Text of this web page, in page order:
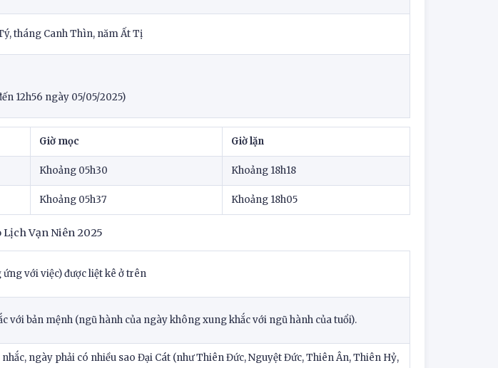
tháng Canh Thìn, năm Ất Tị
12h56 ngày 05/05/2025)
Giờ mọc Giờ lặn
Khoảng 05h30 Khoảng 18h18
Khoảng 05h37 Khoảng 18h05
Lịch Vạn Niên 2025
với việc) được liệt kê ở trên
với bản mệnh (ngũ hành của ngày không xung khắc với ngũ hành của tuổi).
nhắc, ngày phải có nhiều sao Đại Cát (như Thiên Đức, Nguyệt Đức, Thiên Ân, Thiên Hỷ,